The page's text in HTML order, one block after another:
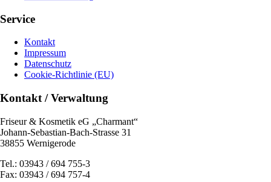
Service
Kontakt
Impressum
Datenschutz
Cookie-Richtlinie (EU)
Kontakt / Verwaltung
Friseur & Kosmetik eG „Charmant“
Johann-Sebastian-Bach-Strasse 31
38855 Wernigerode
Tel.: 03943 / 694 755-3
Fax: 03943 / 694 757-4